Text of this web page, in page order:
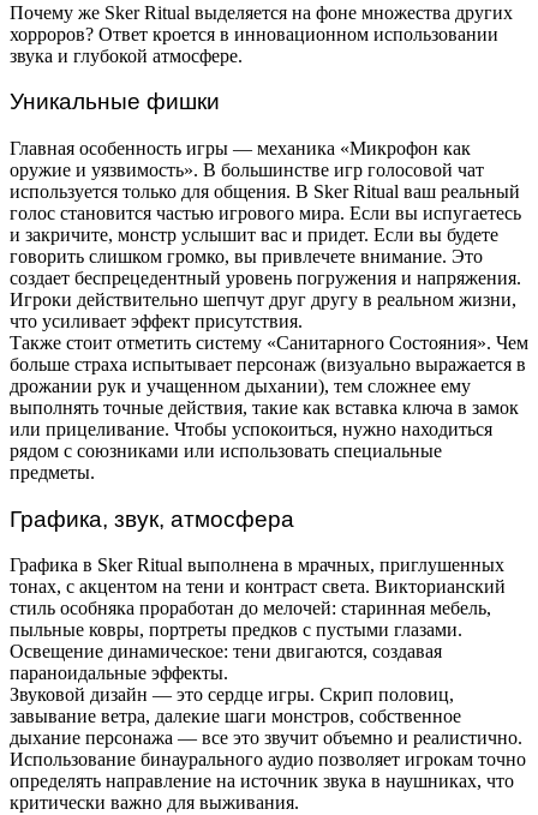
Почему же Sker Ritual выделяется на фоне множества других
хорроров? Ответ кроется в инновационном использовании
звука и глубокой атмосфере.
Уникальные фишки
Главная особенность игры — механика «Микрофон как
оружие и уязвимость». В большинстве игр голосовой чат
используется только для общения. В Sker Ritual ваш реальный
голос становится частью игрового мира. Если вы испугаетесь
и закричите, монстр услышит вас и придет. Если вы будете
говорить слишком громко, вы привлечете внимание. Это
создает беспрецедентный уровень погружения и напряжения.
Игроки действительно шепчут друг другу в реальном жизни,
что усиливает эффект присутствия.
Также стоит отметить систему «Санитарного Состояния». Чем
больше страха испытывает персонаж (визуально выражается в
дрожании рук и учащенном дыхании), тем сложнее ему
выполнять точные действия, такие как вставка ключа в замок
или прицеливание. Чтобы успокоиться, нужно находиться
рядом с союзниками или использовать специальные
предметы.
Графика, звук, атмосфера
Графика в Sker Ritual выполнена в мрачных, приглушенных
тонах, с акцентом на тени и контраст света. Викторианский
стиль особняка проработан до мелочей: старинная мебель,
пыльные ковры, портреты предков с пустыми глазами.
Освещение динамическое: тени двигаются, создавая
параноидальные эффекты.
Звуковой дизайн — это сердце игры. Скрип половиц,
завывание ветра, далекие шаги монстров, собственное
дыхание персонажа — все это звучит объемно и реалистично.
Использование бинаурального аудио позволяет игрокам точно
определять направление на источник звука в наушниках, что
критически важно для выживания.